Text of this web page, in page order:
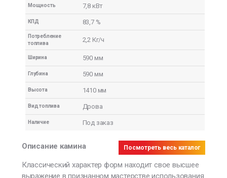
Мощность 7,8 кВт
КПД 83,7 %
Потребление
топлива
2,2 Кг/ч
Ширина 590 мм
Глубина 590 мм
Высота 1410 мм
Вид топлива Дрова
Наличие Под заказ
Описание камина Посмотреть весь каталог
Классический характер форм находит свое высшее
выражение в признанном мастерстве использования